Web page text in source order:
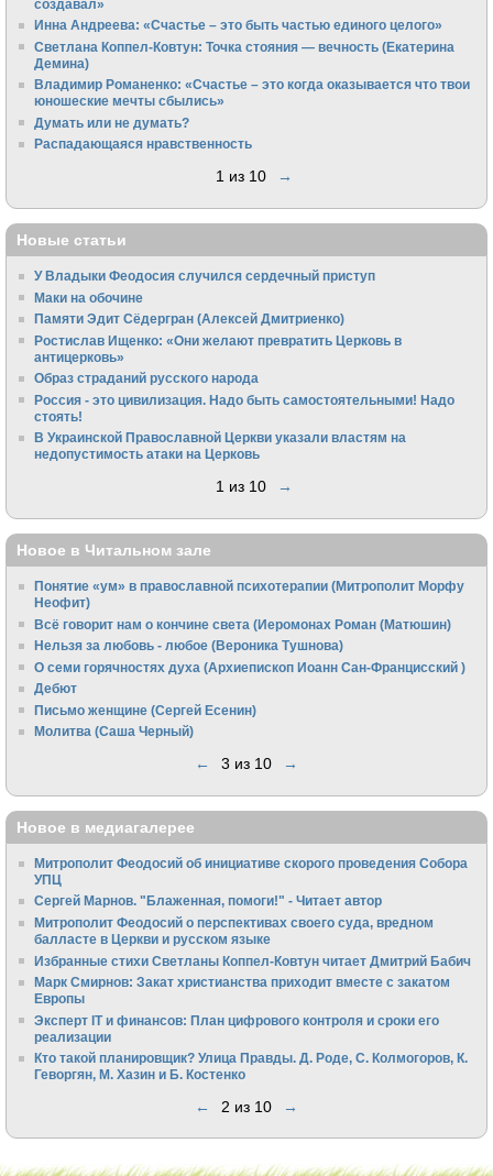
создавал»
Инна Андреева: «Счастье – это быть частью единого целого»
Светлана Коппел-Ковтун: Точка стояния — вечность (Екатерина
Демина)
Владимир Романенко: «Счастье – это когда оказывается что твои
юношеские мечты сбылись»
Думать или не думать?
Распадающаяся нравственность
1 из 10 →
Новые статьи
У Владыки Феодосия случился сердечный приступ
Маки на обочине
Памяти Эдит Сёдергран (Алексей Дмитриенко)
Ростислав Ищенко: «Они желают превратить Церковь в
антицерковь»
Образ страданий русского народа
Россия - это цивилизация. Надо быть самостоятельными! Надо
стоять!
В Украинской Православной Церкви указали властям на
недопустимость атаки на Церковь
1 из 10 →
Новое в Читальном зале
Понятие «ум» в православной психотерапии (Митрополит Морфу
Неофит)
Всё говорит нам о кончине света (Иеромонах Роман (Матюшин)
Нельзя за любовь - любое (Вероника Тушнова)
О семи горячностях духа (Архиепископ Иоанн Сан-Францисский )
Дебют
Письмо женщине (Сергей Есенин)
Молитва (Саша Черный)
← 3 из 10 →
Новое в медиагалерее
Митрополит Феодосий об инициативе скорого проведения Собора
УПЦ
Сергей Марнов. "Блаженная, помоги!" - Читает автор
Митрополит Феодосий о перспективах своего суда, вредном
балласте в Церкви и русском языке
Избранные стихи Светланы Коппел-Ковтун читает Дмитрий Бабич
Марк Смирнов: Закат христианства приходит вместе с закатом
Европы
Эксперт IT и финансов: План цифрового контроля и сроки его
реализации
Кто такой планировщик? Улица Правды. Д. Роде, С. Колмогоров, К.
Геворгян, М. Хазин и Б. Костенко
← 2 из 10 →